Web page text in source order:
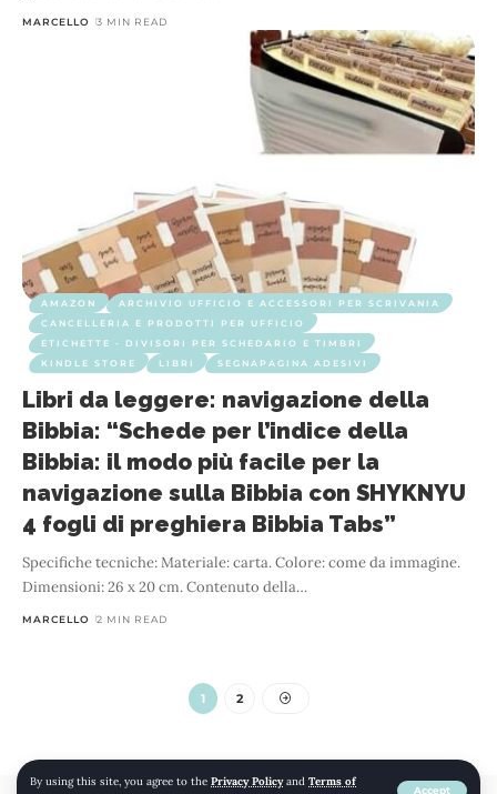
By using this site, you agree to the Privacy Policyand Terms of
Accept
MARCELLO 3 MIN READ
AMAZON
ARCHIVIO UFFICIO E ACCESSORI PER SCRIVANIA
CANCELLERIA E PRODOTTI PER UFFICIO
ETICHETTE - DIVISORI PER SCHEDARIO E TIMBRI
KINDLE STORE
LIBRI SEGNAPAGINA ADESIVI
Libri da leggere: navigazione della
Bibbia: “Schede per l’indice della
Bibbia: il modo più facile per la
navigazione sulla Bibbia con SHYKNYU
4 fogli di preghiera Bibbia Tabs”
Specifiche tecniche: Materiale: carta. Colore: come da immagine.
Dimensioni: 26 x 20 cm. Contenuto della…
MARCELLO 2 MIN READ
1 2